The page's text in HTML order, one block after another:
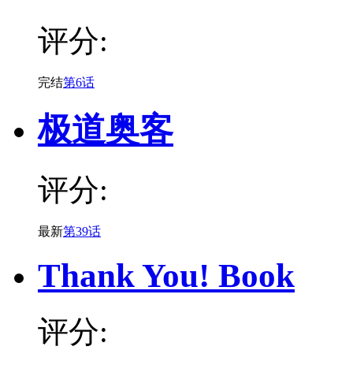
评分:
完结第6话
极道奥客
评分:
最新第39话
Thank You! Book
评分: